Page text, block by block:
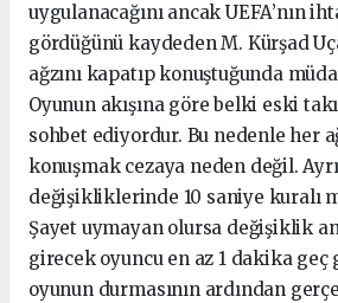
uygulanacağını ancak UEFA’nın
gördüğünü kaydeden M. Kürşad
ağzını kapatıp konuştuğunda
Oyunun akışına göre belki eski
sohbet ediyordur. Bu nedenle her
konuşmak cezaya neden değil.
değişikliklerinde 10 saniye kuralı
Şayet uymayan olursa değişiklik
girecek oyuncu en az 1 dakika geç
oyunun durmasının ardından